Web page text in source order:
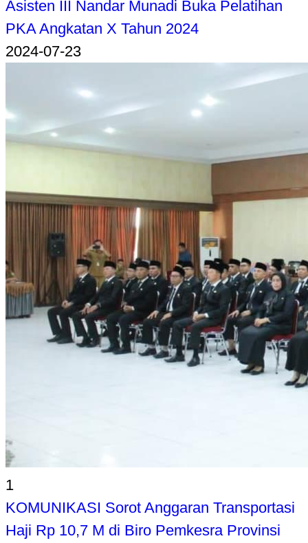
Asisten III Nandar Munadi Buka Pelatihan
PKA Angkatan X Tahun 2024
2024-07-23
1
KOMUNIKASI Sorot Anggaran Transportasi
Haji Rp 10,7 M di Biro Pemkesra Provinsi